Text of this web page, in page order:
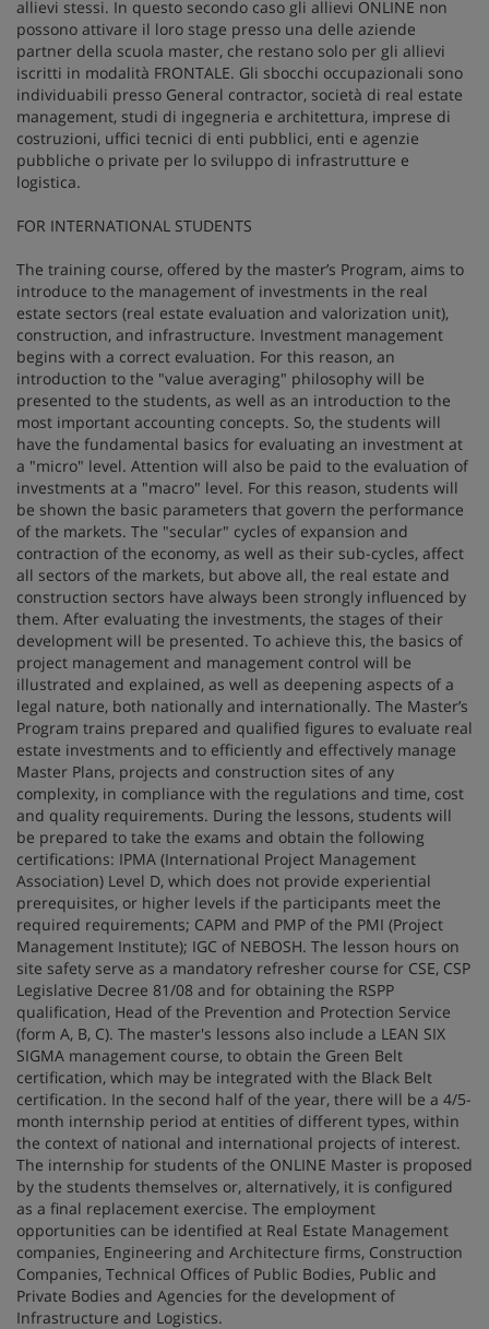
allievi stessi. In questo secondo caso gli allievi ONLINE non
possono attivare il loro stage presso una delle aziende
partner della scuola master, che restano solo per gli allievi
iscritti in modalità FRONTALE. Gli sbocchi occupazionali sono
individuabili presso General contractor, società di real estate
management, studi di ingegneria e architettura, imprese di
costruzioni, uffici tecnici di enti pubblici, enti e agenzie
pubbliche o private per lo sviluppo di infrastrutture e
logistica.
FOR INTERNATIONAL STUDENTS
The training course, offered by the master’s Program, aims to
introduce to the management of investments in the real
estate sectors (real estate evaluation and valorization unit),
construction, and infrastructure. Investment management
begins with a correct evaluation. For this reason, an
introduction to the "value averaging" philosophy will be
presented to the students, as well as an introduction to the
most important accounting concepts. So, the students will
have the fundamental basics for evaluating an investment at
a "micro" level. Attention will also be paid to the evaluation of
investments at a "macro" level. For this reason, students will
be shown the basic parameters that govern the performance
of the markets. The "secular" cycles of expansion and
contraction of the economy, as well as their sub-cycles, affect
all sectors of the markets, but above all, the real estate and
construction sectors have always been strongly influenced by
them. After evaluating the investments, the stages of their
development will be presented. To achieve this, the basics of
project management and management control will be
illustrated and explained, as well as deepening aspects of a
legal nature, both nationally and internationally. The Master’s
Program trains prepared and qualified figures to evaluate real
estate investments and to efficiently and effectively manage
Master Plans, projects and construction sites of any
complexity, in compliance with the regulations and time, cost
and quality requirements. During the lessons, students will
be prepared to take the exams and obtain the following
certifications: IPMA (International Project Management
Association) Level D, which does not provide experiential
prerequisites, or higher levels if the participants meet the
required requirements; CAPM and PMP of the PMI (Project
Management Institute); IGC of NEBOSH. The lesson hours on
site safety serve as a mandatory refresher course for CSE, CSP
Legislative Decree 81/08 and for obtaining the RSPP
qualification, Head of the Prevention and Protection Service
(form A, B, C). The master's lessons also include a LEAN SIX
SIGMA management course, to obtain the Green Belt
certification, which may be integrated with the Black Belt
certification. In the second half of the year, there will be a 4/5-
month internship period at entities of different types, within
the context of national and international projects of interest.
The internship for students of the ONLINE Master is proposed
by the students themselves or, alternatively, it is configured
as a final replacement exercise. The employment
opportunities can be identified at Real Estate Management
companies, Engineering and Architecture firms, Construction
Companies, Technical Offices of Public Bodies, Public and
Private Bodies and Agencies for the development of
Infrastructure and Logistics.